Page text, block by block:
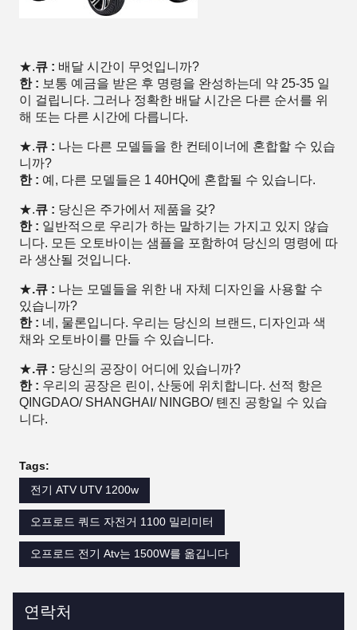
★.큐 : 배달 시간이 무엇입니까?
한 : 보통 예금을 받은 후 명령을 완성하는데 약 25-35 일
이 걸립니다. 그러나 정확한 배달 시간은 다른 순서를 위
해 또는 다른 시간에 다릅니다.
★.큐 : 나는 다른 모델들을 한 컨테이너에 혼합할 수 있습
니까?
한 : 예, 다른 모델들은 1 40HQ에 혼합될 수 있습니다.
★.큐 : 당신은 주가에서 제품을 갖?
한 : 일반적으로 우리가 하는 말하기는 가지고 있지 않습
니다. 모든 오토바이는 샘플을 포함하여 당신의 명령에 따
라 생산될 것입니다.
★.큐 : 나는 모델들을 위한 내 자체 디자인을 사용할 수
있습니까?
한 : 네, 물론입니다. 우리는 당신의 브랜드, 디자인과 색
채와 오토바이를 만들 수 있습니다.
★.큐 : 당신의 공장이 어디에 있습니까?
한 : 우리의 공장은 린이, 산둥에 위치합니다. 선적 항은
QINGDAO/ SHANGHAI/ NINGBO/ 톈진 공항일 수 있습
니다.
Tags:
전기 ATV UTV 1200w
오프로드 쿼드 자전거 1100 밀리미터
오프로드 전기 Atv는 1500W를 옮깁니다
연락처